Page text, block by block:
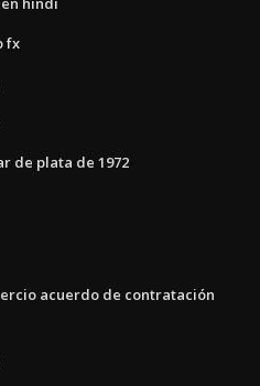
fx
de plata de 1972
acuerdo de contratación